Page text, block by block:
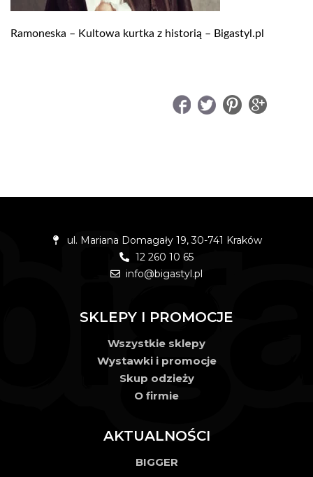
Ramoneska – Kultowa kurtka z historią – Bigastyl.pl
ul. Mariana Domagały 19, 30-741 Kraków
12 260 10 65
info@bigastyl.pl
SKLEPY I PROMOCJE
Wszystkie sklepy
Wystawki i promocje
Skup odzieży
O firmie
AKTUALNOŚCI
BIGGER